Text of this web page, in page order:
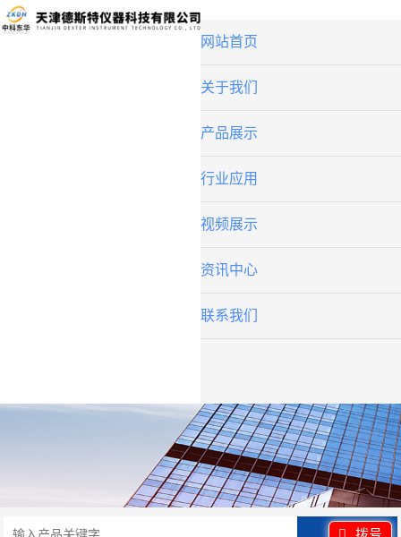
网站首页
关于我们
产品展示
行业应用
视频展示
资讯中心
联系我们